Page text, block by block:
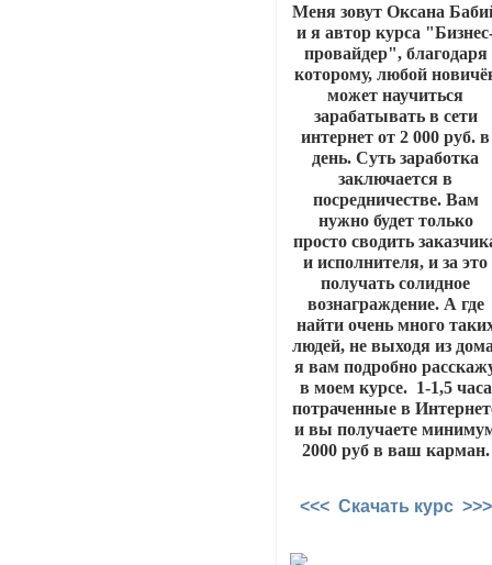
Меня зовут Оксана
и я автор курса
провайдер", благодаря
которому, любой
может научиться
зарабатывать в сети
интернет от 2 000 руб. в
день. Суть заработка
заключается в
посредничестве. Вам
нужно будет только
просто сводить
и исполнителя, и за это
получать солидное
вознаграждение. А где
найти очень много
людей, не выходя из
я вам подробно
в моем курсе. 1-1,5 часа
потраченные в
и вы получаете
2000 руб в ваш карман.
<<< Скачать курс >>>